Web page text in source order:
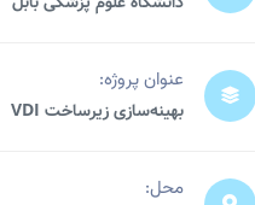
عنوان پروژه:
بهینه‌سازی زیرساخت VDI
محل: